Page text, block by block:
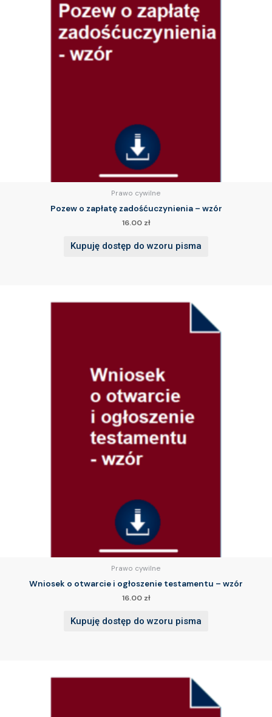
Prawo cywilne
Pozew o zapłatę zadośćuczynienia – wzór
16.00 zł
Kupuję dostęp do wzoru pisma
Prawo cywilne
Wniosek o otwarcie i ogłoszenie testamentu – wzór
16.00 zł
Kupuję dostęp do wzoru pisma